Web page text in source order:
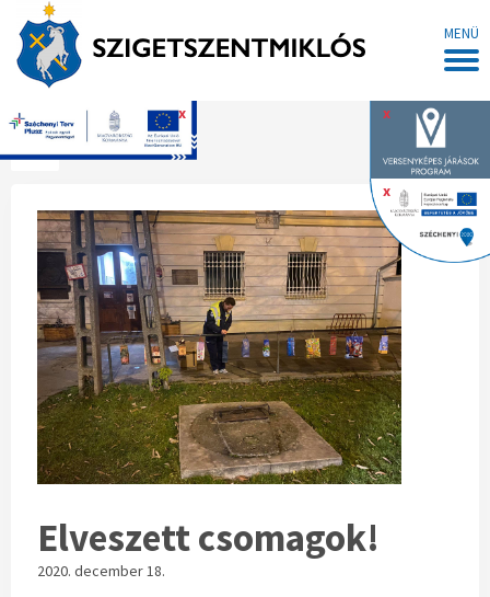
MENÜ
x
x
x
Főoldal
Elveszett csomagok!
2020. december 18.